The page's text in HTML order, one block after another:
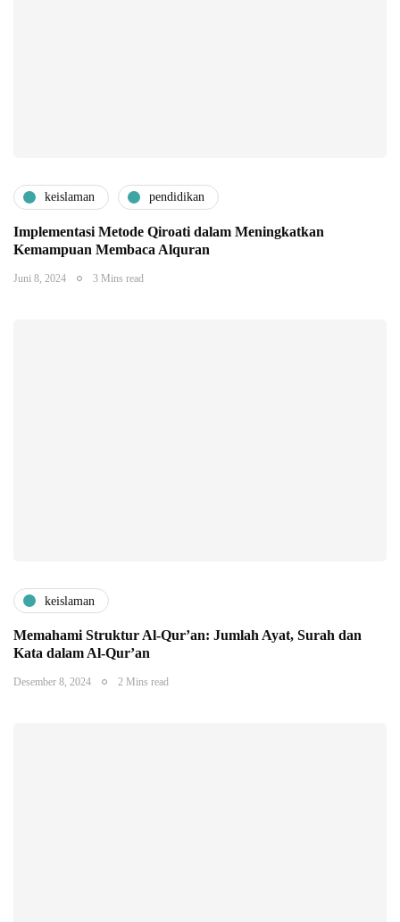
keislaman pendidikan
Implementasi Metode Qiroati dalam Meningkatkan
Kemampuan Membaca Alquran
Juni 8, 2024 3 Mins read
keislaman
Memahami Struktur Al-Qur’an: Jumlah Ayat, Surah dan
Kata dalam Al-Qur’an
Desember 8, 2024 2 Mins read